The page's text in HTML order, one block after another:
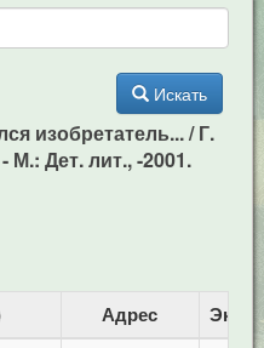
Искать
изобретатель... / Г.
Дет. лит., -2001.
Адрес